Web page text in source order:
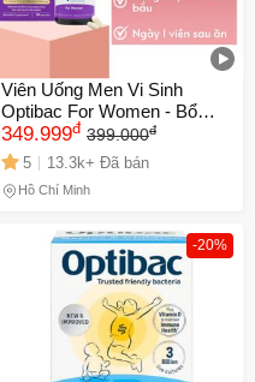
Viên Uống Men Vi Sinh
Optibac For Women - Bổ
Sung Lợi Khuẩn Cân Bằng
Tốt Cho Phụ Nữ, Hỗ Trợ Sức
Khỏe Vùng Kín
349.999đ 399.000đ
5 13.3k+ Đã bán
Hồ Chí Minh
-20%